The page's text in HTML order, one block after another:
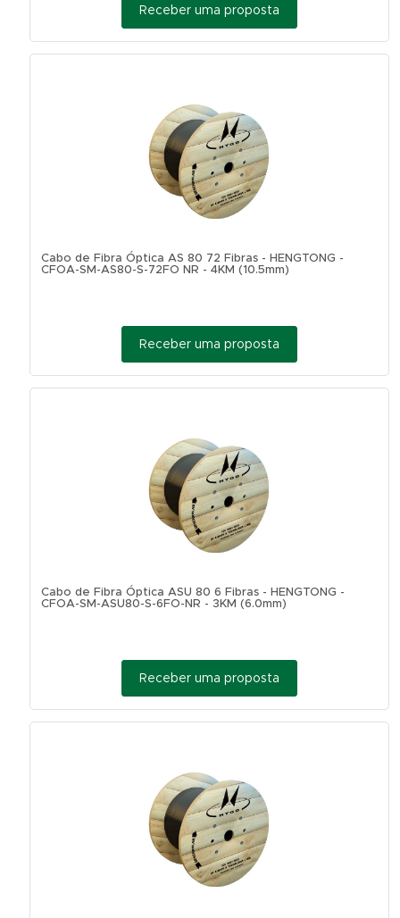
Receber uma proposta
Cabo de Fibra Óptica AS 80 72 Fibras - HENGTONG -
CFOA-SM-AS80-S-72FO NR - 4KM (10.5mm)
Receber uma proposta
Cabo de Fibra Óptica ASU 80 6 Fibras - HENGTONG -
CFOA-SM-ASU80-S-6FO-NR - 3KM (6.0mm)
Receber uma proposta